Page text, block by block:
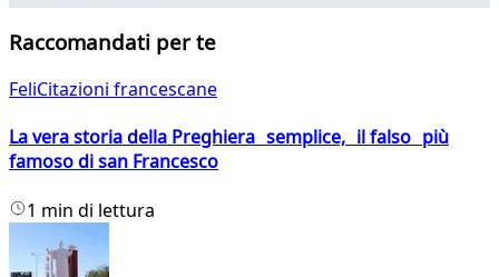
Raccomandati per te
FeliCitazioni francescane
La vera storia della Preghiera semplice, il falso più
famoso di san Francesco
1 min di lettura